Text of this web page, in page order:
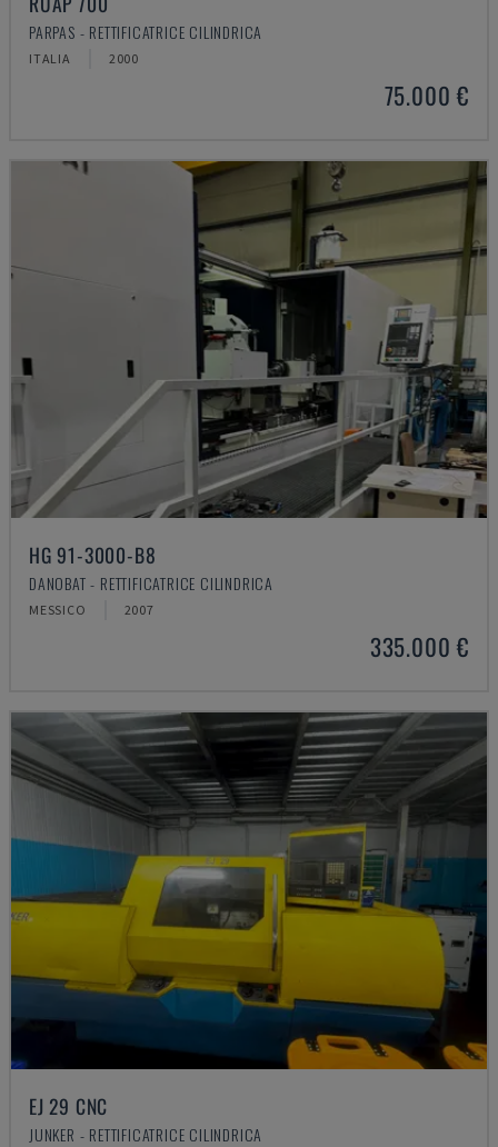
PARPAS - RETTIFICATRICE CILINDRICA
ITALIA 2000
75.000 €
HG 91-3000-B8
DANOBAT - RETTIFICATRICE CILINDRICA
MESSICO 2007
335.000 €
EJ 29 CNC
JUNKER - RETTIFICATRICE CILINDRICA